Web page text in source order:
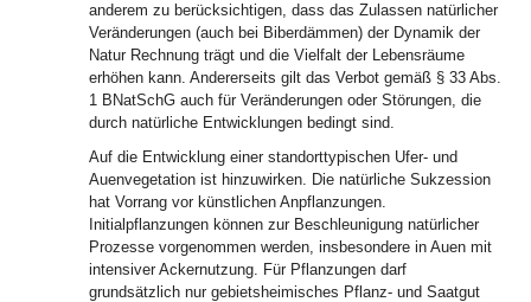
anderem zu berücksichtigen, dass das Zulassen natürlicher
Veränderungen (auch bei Biberdämmen) der Dynamik der
Natur Rechnung trägt und die Vielfalt der Lebensräume
erhöhen kann. Andererseits gilt das Verbot gemäß § 33 Abs.
1 BNatSchG auch für Veränderungen oder Störungen, die
durch natürliche Entwicklungen bedingt sind.
Auf die Entwicklung einer standorttypischen Ufer- und
Auenvegetation ist hinzuwirken. Die natürliche Sukzession
hat Vorrang vor künstlichen Anpflanzungen.
Initialpflanzungen können zur Beschleunigung natürlicher
Prozesse vorgenommen werden, insbesondere in Auen mit
intensiver Ackernutzung. Für Pflanzungen darf
grundsätzlich nur gebietsheimisches Pflanz- und Saatgut